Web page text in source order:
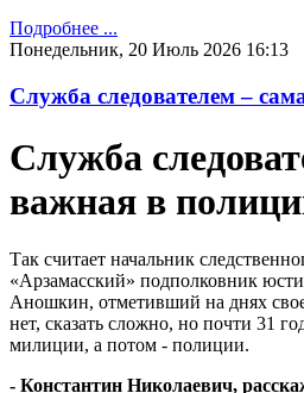
Подробнее ...
Понедельник, 20 Июль 2026 16:13
Служба следователем –
Служба
важная в
Так считает начальник
«Арзамасский» подполковник
Аношкин, отметивший на днях
нет, сказать сложно, но почти 31
милиции, а потом - полиции.
- Константин Николаевич,